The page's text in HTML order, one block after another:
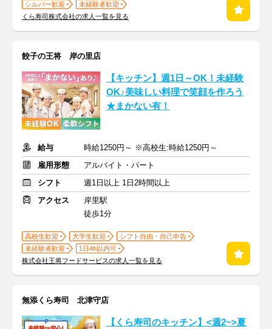
シルバー歓迎
未経験者歓迎
くら寿司株式会社の求人一覧を見る
餃子の王将 岸の里店
【キッチン】週1日～OK！未経験
OK♪美味しい料理で笑顔を作ろう
★まかない有！
給与
時給1250円～ ※高校生:時給1250円～
雇用形態
アルバイト・パート
シフト
週1日以上 1日2時間以上
アクセス
岸里駅
徒歩1分
高校生歓迎 大学生歓迎
シフト自由・自己申告
未経験者歓迎
1日4h以内可
株式会社王将フードサービスの求人一覧を見る
無添くら寿司 北津守店
【くら寿司のキッチン】<週2~>夏